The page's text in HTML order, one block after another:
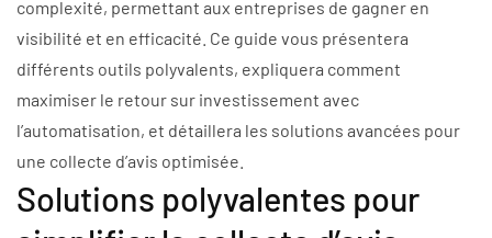
complexité, permettant aux entreprises de gagner en
visibilité et en efficacité. Ce guide vous présentera
différents outils polyvalents, expliquera comment
maximiser le retour sur investissement avec
l’automatisation, et détaillera les solutions avancées pour
une collecte d’avis optimisée.
Solutions polyvalentes pour